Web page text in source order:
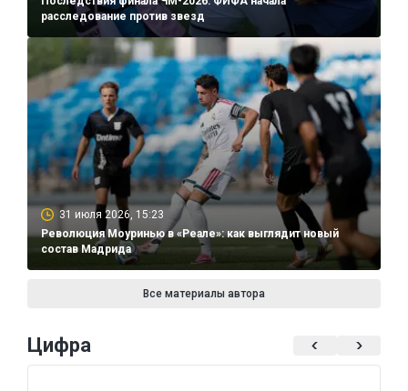
расследование против звезд
31 июля 2026, 15:23
Революция Моуринью в «Реале»: как выглядит новый
состав Мадрида
Все материалы автора
Цифра